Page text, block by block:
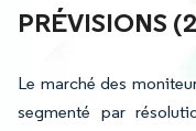
PRÉVISIONS
Le marché des
segmenté par